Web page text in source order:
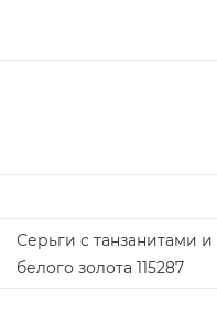
Серьги с танзанитами
белого золота 115287